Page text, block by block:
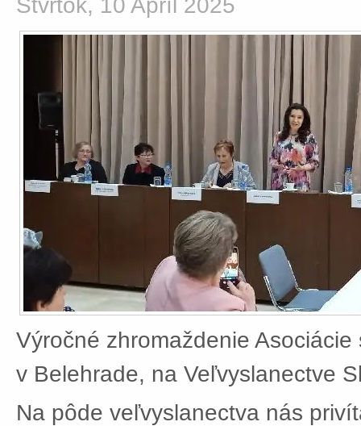
Štvrtok, 10 Apríl 2025
Výročné zhromaždenie
v Belehrade, na Veľvyslanectve
Na pôde veľvyslanectva nás